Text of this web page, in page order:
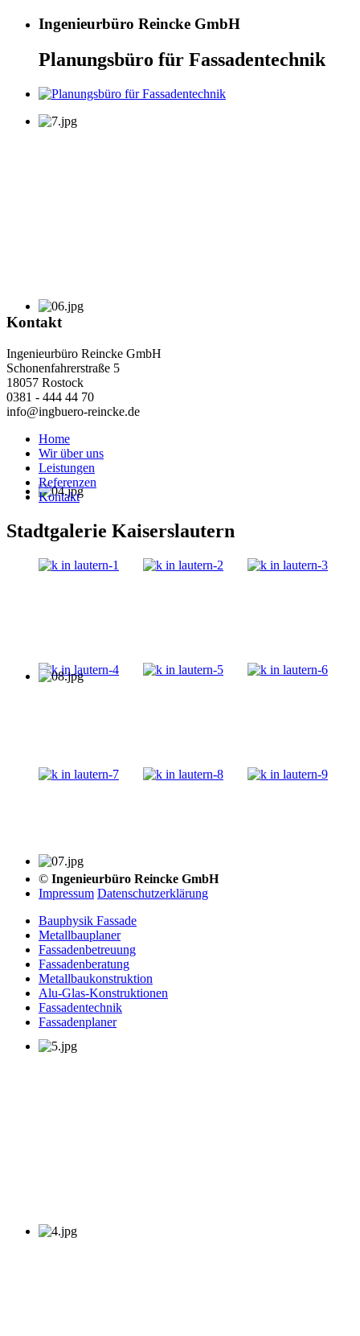
Ingenieurbüro Reincke GmbH
Planungsbüro für Fassadentechnik
Kontakt
Ingenieurbüro Reincke GmbH
Schonenfahrerstraße 5
18057 Rostock
0381 - 444 44 70
info@ingbuero-reincke.de
Home
Wir über uns
Leistungen
Referenzen
Kontakt
Stadtgalerie Kaiserslautern
© Ingenieurbüro Reincke GmbH
Impressum Datenschutzerklärung
Bauphysik Fassade
Metallbauplaner
Fassadenbetreuung
Fassadenberatung
Metallbaukonstruktion
Alu-Glas-Konstruktionen
Fassadentechnik
Fassadenplaner